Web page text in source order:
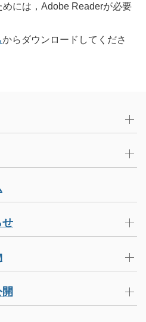
には，Adobe Readerが必要
からダウンロードしてくださ
せ